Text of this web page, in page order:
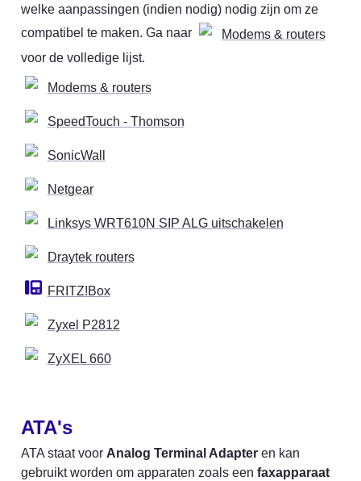
welke aanpassingen (indien nodig) nodig zijn om ze
compatibel te maken. Ga naar
Modems & routers
voor de volledige lijst.
Modems & routers
SpeedTouch - Thomson
SonicWall
Netgear
Linksys WRT610N SIP ALG uitschakelen
Draytek routers
FRITZ!Box
Zyxel P2812
ZyXEL 660
ATA's
ATA staat voor Analog Terminal Adapter en kan
gebruikt worden om apparaten zoals een faxapparaat